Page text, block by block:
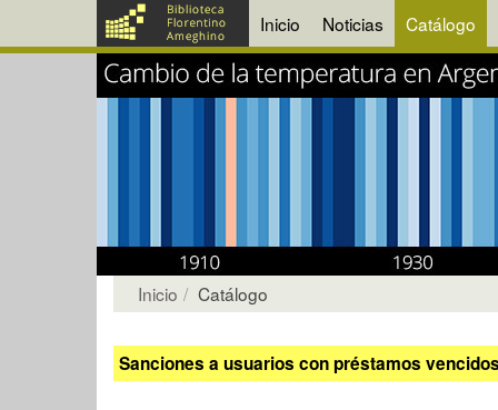
Inicio Noticias Catálogo
Inicio Catálogo
Sanciones a usuarios con préstamos